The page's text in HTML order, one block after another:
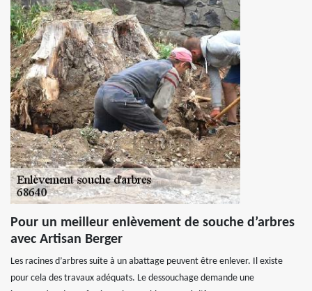
Pour un meilleur enlèvement de souche d’arbres
avec Artisan Berger
Les racines d’arbres suite à un abattage peuvent être enlever. Il existe
pour cela des travaux adéquats. Le dessouchage demande une